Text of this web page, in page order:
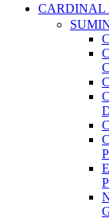
CARDINAL